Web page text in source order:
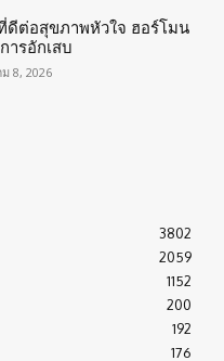
ดีต่อสุขภาพหัวใจ ฮอร์โมน
ารอักเสบ
8, 2026
3802
2059
1152
200
192
176